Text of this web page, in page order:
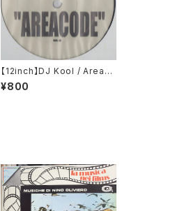
【12inch】DJ Kool / Areaco
de
¥800